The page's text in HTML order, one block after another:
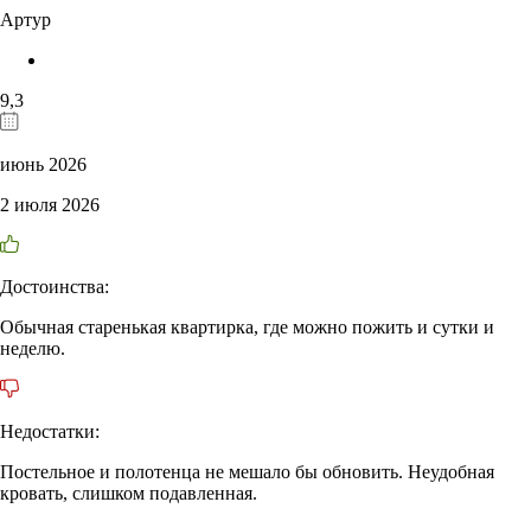
Артур
9,3
июнь 2026
2 июля 2026
Достоинства:
Обычная старенькая квартирка, где можно пожить и сутки и
неделю.
Недостатки:
Постельное и полотенца не мешало бы обновить. Неудобная
кровать, слишком подавленная.